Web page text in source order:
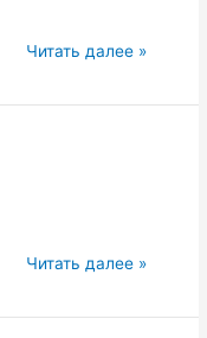
Йога-
Патанджали.
Трана22.
Читать далее »
Принципы
Шивачандры.
Читать далее »